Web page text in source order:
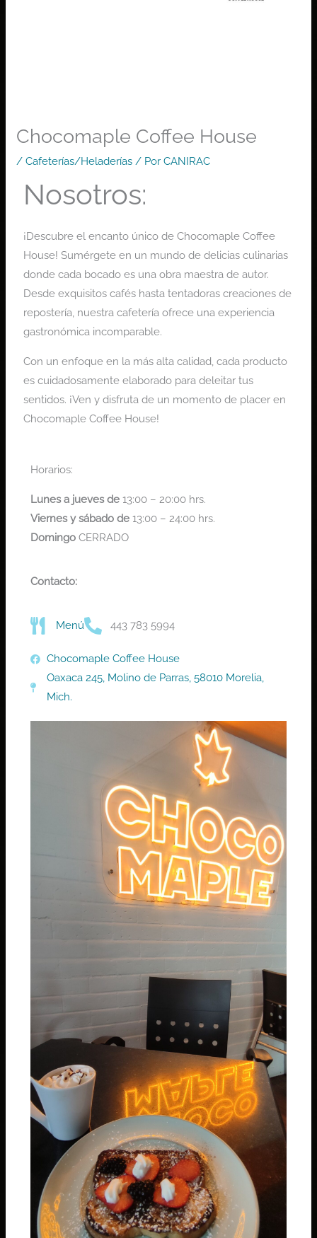
Chocomaple Coffee House
/Cafeterías/Heladerías / PorCANIRAC
Nosotros:
¡Descubre el encanto único de Chocomaple Coffee
House! Sumérgete en un mundo de delicias culinarias
donde cada bocado es una obra maestra de autor.
Desde exquisitos cafés hasta tentadoras creaciones de
repostería, nuestra cafetería ofrece una experiencia
gastronómica incomparable.
Con un enfoque en la más alta calidad, cada producto
es cuidadosamente elaborado para deleitar tus
sentidos. ¡Ven y disfruta de un momento de placer en
Chocomaple Coffee House!
Horarios:
Lunes a jueves de 13:00 – 20:00 hrs.
Viernes y sábado de 13:00 – 24:00 hrs.
Domingo CERRADO
Contacto:
Menú 443 783 5994
Chocomaple Coffee House
Oaxaca 245, Molino de Parras, 58010 Morelia,
Mich.